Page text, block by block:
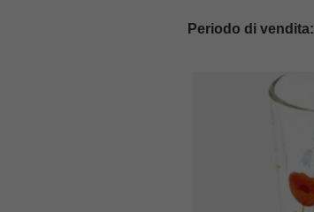
Periodo di vendita: